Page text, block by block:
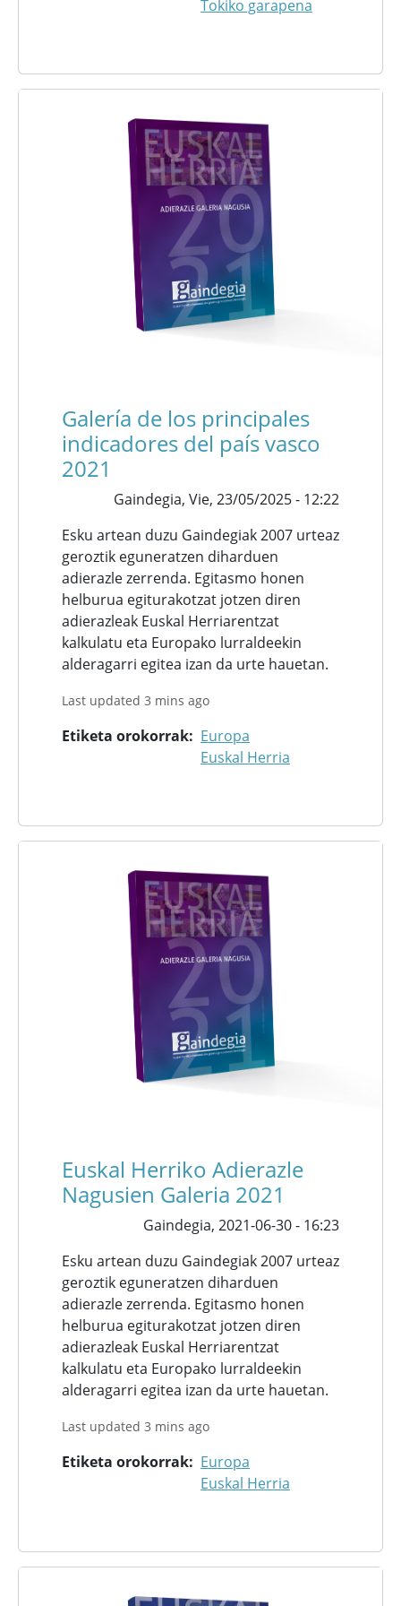
Tokiko garapena
Galería de los principales
indicadores del país vasco
2021
Gaindegia, Vie, 23/05/2025 - 12:22
Esku artean duzu Gaindegiak 2007 urteaz
geroztik eguneratzen diharduen
adierazle zerrenda. Egitasmo honen
helburua egiturakotzat jotzen diren
adierazleak Euskal Herriarentzat
kalkulatu eta Europako lurraldeekin
alderagarri egitea izan da urte hauetan.
Last updated 3 mins ago
Etiketa orokorrak
Europa
Euskal Herria
Euskal Herriko Adierazle
Nagusien Galeria 2021
Gaindegia, 2021-06-30 - 16:23
Esku artean duzu Gaindegiak 2007 urteaz
geroztik eguneratzen diharduen
adierazle zerrenda. Egitasmo honen
helburua egiturakotzat jotzen diren
adierazleak Euskal Herriarentzat
kalkulatu eta Europako lurraldeekin
alderagarri egitea izan da urte hauetan.
Last updated 3 mins ago
Etiketa orokorrak
Europa
Euskal Herria